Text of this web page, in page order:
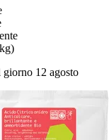
giorno 12 agosto